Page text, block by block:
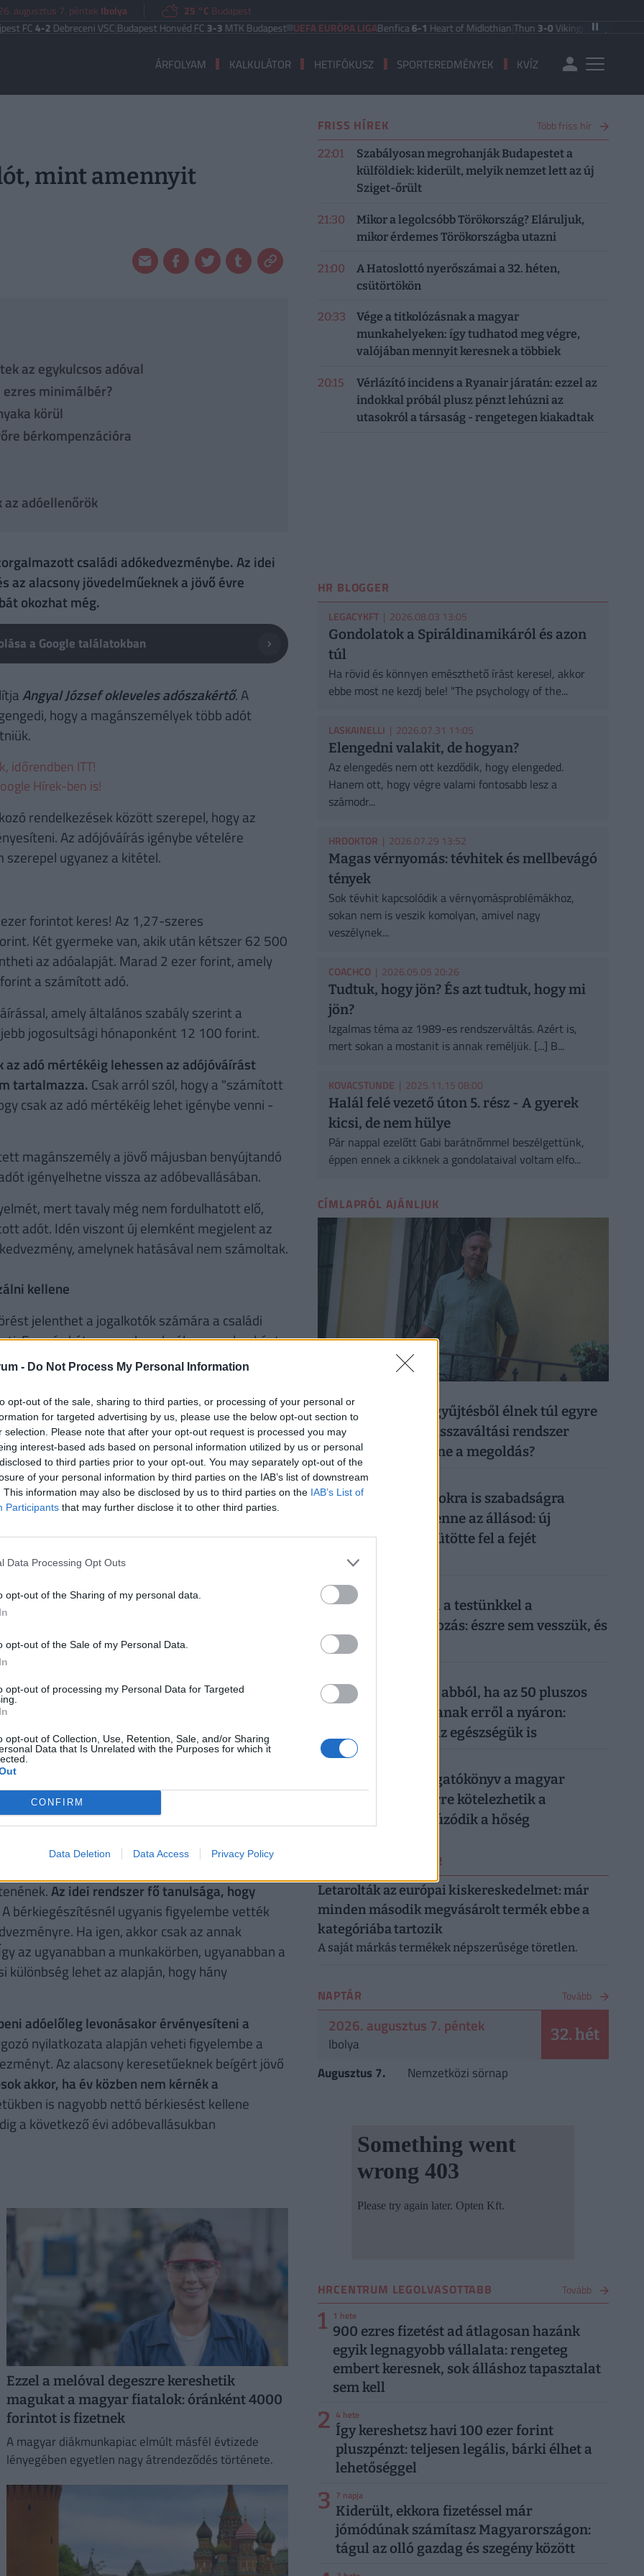
- Do Not Process My Personal Information
opt-out of the sale, sharing to third parties, or processing of your personal or
for targeted advertising by us, please use the below opt-out section to
selection. Please note that after your opt-out request is processed you may
interest-based ads based on personal information utilized by us or personal
to third parties prior to your opt-out. You may separately opt-out of the
of your personal information by third parties on the IAB’s list of downstream
This information may also be disclosed by us to third parties on the IAB’s List of
Participants that may further disclose it to other third parties.
Data Processing Opt Outs
opt-out of the Sharing of my personal data.
opt-out of the Sale of my Personal Data.
opt-out of processing my Personal Data for Targeted
opt-out of Collection, Use, Retention, Sale, and/or Sharing
Data that Is Unrelated with the Purposes for which it
CONFIRM
Data Deletion Data Access Privacy Policy
augusztus 7. péntek Ibolya 25 °C Budapest
4-2Debreceni VSC|Budapest Honvéd FC3-3MTK Budapest UEFA EURÓPA LIGABenfica6-1Heart of Midlothian|Thun3-0Vikingur Reykjavik
ÁRFOLYAM KALKULÁTOR HETIFÓKUSZ SPORTEREDMÉNYEK KVÍZ
mint amennyit
az egykulcsos adóval
minimálbér?
körül
bérkompenzációra
adóellenőrök
családi adókedvezménybe. Az idei
alacsony jövedelműeknek a jövő évre
okozhat még.
a Google találatokban
Angyal József okleveles adószakértő. A
hogy a magánszemélyek több adót
időrendben ITT!
Hírek-ben is!
rendelkezések között szerepel, hogy az
Az adójóváírás igénybe vételére
ugyanez a kitétel.
forintot keres! Az 1,27-szeres
Két gyermeke van, akik után kétszer 62 500
az adóalapját. Marad 2 ezer forint, amely
a számított adó.
amely általános szabály szerint a
jogosultsági hónaponként 12 100 forint.
adó mértékéig lehessen az adójóváírást
tartalmazza. Csak arról szól, hogy a "számított
csak az adó mértékéig lehet igénybe venni -
magánszemély a jövő májusban benyújtandó
igényelhetne vissza az adóbevallásában.
mert tavaly még nem fordulhatott elő,
adót. Idén viszont új elemként megjelent az
amelynek hatásával nem számoltak.
kellene
jelenthet a jogalkotók számára a családi
Egy- és két gyermekeseknél gyermekenként
pedig gyermekenként 206 250 forinttal lehet
16 százalékos szja-kulccsal számolva
jelent.
MEGÉRI VÁLTANI!
számlavezetés. APénzcentrum
konstrukciót is találhatunk, amelyek esetében
lehetnek. Nemrég három pénzintézet is
a Raiffeisen Bank, valamint az UniCredit Bank
. Nézz szét a friss számlacsomagok között,
(x)
bejelentette, hogy jövőre megszűnik a
jövedelemig biztosan. Ebben az esetben
az 1,27-szeres szorzót. Ekkor viszont egy,
három, illetve több gyermek esetén pedig
Ez a 16 százalékos szja-kulcs mellett
jelentene
azon kijelentéséhez, hogy a jövő évi
akkor a szuperbruttósítás miatt kieső családi
- véli az adószakértő.
bérkiegészítéssel?
kötelező bérkompenzációt, amit a jövő
Az idei rendszer fő tanulsága, hogy
A bérkiegészítésnél ugyanis figyelembe vették
Ha igen, akkor csak az annak
az ugyanabban a munkakörben, ugyanabban a
lehet az alapján, hogy hány
adóelőleg levonásakor érvényesíteni a
nyilatkozata alapján veheti figyelembe a
Az alacsony keresetűeknek beígért jövő
akkor, ha év közben nem kérnék a
is nagyobb nettó bérkiesést kellene
a következő évi adóbevallásukban
Ezzel a melóval degeszre kereshetik
magukat a magyar fiatalok: óránként 4000
forintot is fizetnek
A magyar diákmunkapiac elmúlt másfél évtizede
lényegében egyetlen nagy átrendeződés története.
FRISS HÍREK Több friss hír
22:01
Szabályosan megrohanják Budapestet a
külföldiek: kiderült, melyik nemzet lett az új
Sziget-őrült
21:30
Mikor a legolcsóbb Törökország? Eláruljuk,
mikor érdemes Törökországba utazni
21:00
A Hatoslottó nyerőszámai a 32. héten,
csütörtökön
20:33
Vége a titkolózásnak a magyar
munkahelyeken: így tudhatod meg végre,
valójában mennyit keresnek a többiek
20:15
Vérlázító incidens a Ryanair járatán: ezzel az
indokkal próbál plusz pénzt lehúzni az
utasokról a társaság - rengetegen kiakadtak
HR BLOGGER
LEGACYKFT| 2026.08.03 13:05
Gondolatok a Spiráldinamikáról és azon
túl
Ha rövid és könnyen emészthető írást keresel, akkor
ebbe most ne kezdj bele! "The psychology of the...
LASKAINELLI | 2026.07.31 11:05
Elengedni valakit, de hogyan?
Az elengedés nem ott kezdődik, hogy elengeded.
Hanem ott, hogy végre valami fontosabb lesz a
számodr...
HRDOKTOR | 2026.07.29 13:52
Magas vérnyomás: tévhitek és mellbevágó
tények
Sok tévhit kapcsolódik a vérnyomásproblémákhoz,
sokan nem is veszik komolyan, amivel nagy
veszélynek...
COACHCO | 2026.05.05 20:26
Tudtuk, hogy jön? És azt tudtuk, hogy mi
jön?
Izgalmas téma az 1989-es rendszerváltás. Azért is,
mert sokan a mostanit is annak reméljük. [...] B...
KOVACSTUNDE | 2025.11.15 08:00
Halál felé vezető úton 5. rész - A gyerek
kicsi, de nem hülye
Pár nappal ezelőtt Gabi barátnőmmel beszélgettünk,
éppen ennek a cikknek a gondolataival voltam elfo...
CÍMLAPRÓL AJÁNLJUK
2026. augusztus 6.
50 forintos palackgyűjtésből élnek túl egyre
többen: tényleg a visszaváltási rendszer
megszüntetése lenne a megoldás?
2026. augusztus 5.
Így mehetsz hónapokra is szabadságra
anélkül, hogy rámenne az állásod: új
munkahelyi fogás ütötte fel a fejét
Magyarországon
2026. augusztus 6.
Sokkoló, mit művel a testünkkel a
mindennapi mobilozás: észre sem vesszük, és
máris kész a baj
Komoly baj is lehet abból, ha az 50 pluszos
magyarok lemondanak erről a nyáron:
könnyen rámehet az egészségük is
2026. augusztus 6.
Készül a válságforgatókönyv a magyar
munkahelyeken: erre kötelezhetik a
dolgozókat, ha elhúzódik a hőség
ERRŐL NE MARADJ LE!
Letarolták az európai kiskereskedelmet: már
minden második megvásárolt termék ebbe a
kategóriába tartozik
A saját márkás termékek népszerűsége töretlen.
NAPTÁR Tovább
2026. augusztus 7. péntek
Ibolya 32. hét
Augusztus 7. Nemzetközi sörnap
HRCENTRUM LEGOLVASOTTABB Tovább
1 1 hete
900 ezres fizetést ad átlagosan hazánk
egyik legnagyobb vállalata: rengeteg
embert keresnek, sok álláshoz tapasztalat
sem kell
2 4 hete
Így kereshetsz havi 100 ezer forint
pluszpénzt: teljesen legális, bárki élhet a
lehetőséggel
3 7 napja
Kiderült, ekkora fizetéssel már
jómódúnak számítasz Magyarországon:
tágul az olló gazdag és szegény között